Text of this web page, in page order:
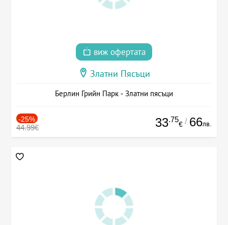
виж офертата
Златни Пясъци
Берлин Грийн Парк - Златни пясъци
-25%
44.99€ 33.75
€ / 66лв.